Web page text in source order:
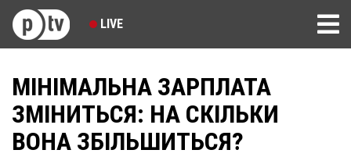
LIVE
МІНІМАЛЬНА ЗАРПЛАТА
ЗМІНИТЬСЯ: НА СКІЛЬКИ
ВОНА ЗБІЛЬШИТЬСЯ?